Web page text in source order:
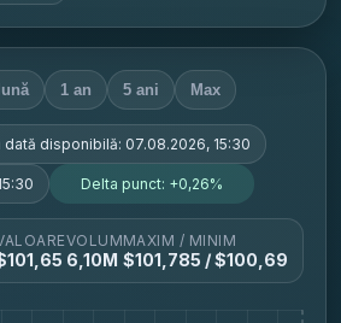
1 an 5 ani Max
dată disponibilă: 07.08.2026, 15:30
Delta punct: +0,26%
101,65
VOLUM
6,10M
MAXIM / MINIM
$101,785 / $100,69